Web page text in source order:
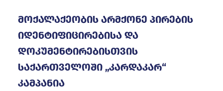
მოქალაქეობის არმქონე პირების
იდენტიფიცირებისა და
დოკუმენტირებისთვის
საქართველოში „კარდაკარ“
კამპანია